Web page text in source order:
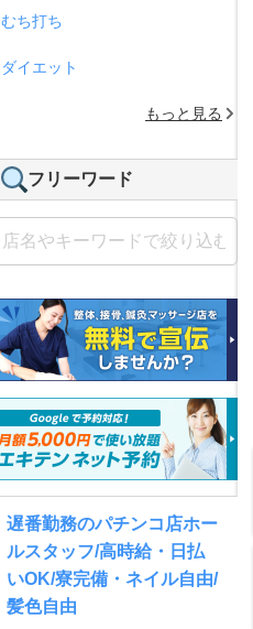
むち打ち
ダイエット
もっと見る
フリーワード
遅番勤務のパチンコ店ホー
ルスタッフ/高時給・日払
いOK/寮完備・ネイル自由/
髪色自由